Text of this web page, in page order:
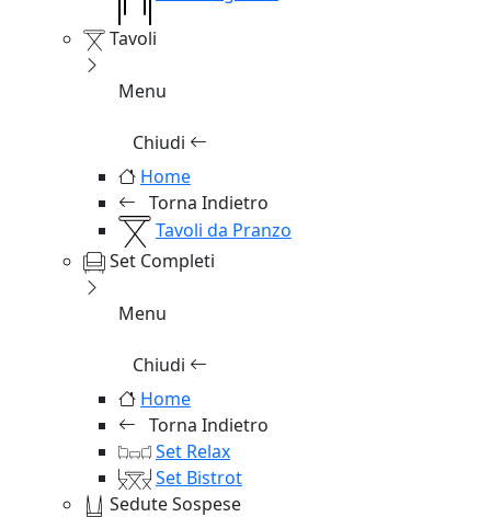
Tavoli
Menu
Chiudi
Home
Torna Indietro
Tavoli da Pranzo
Set Completi
Menu
Chiudi
Home
Torna Indietro
Set Relax
Set Bistrot
Sedute Sospese